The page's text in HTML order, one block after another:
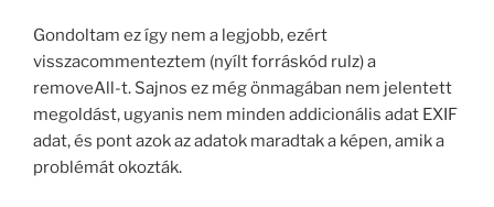
Gondoltam ez így nem a legjobb, ezért
visszacommenteztem (nyílt forráskód rulz) a
removeAll-t. Sajnos ez még önmagában nem jelentett
megoldást, ugyanis nem minden addicionális adat EXIF
adat, és pont azok az adatok maradtak a képen, amik a
problémát okozták.